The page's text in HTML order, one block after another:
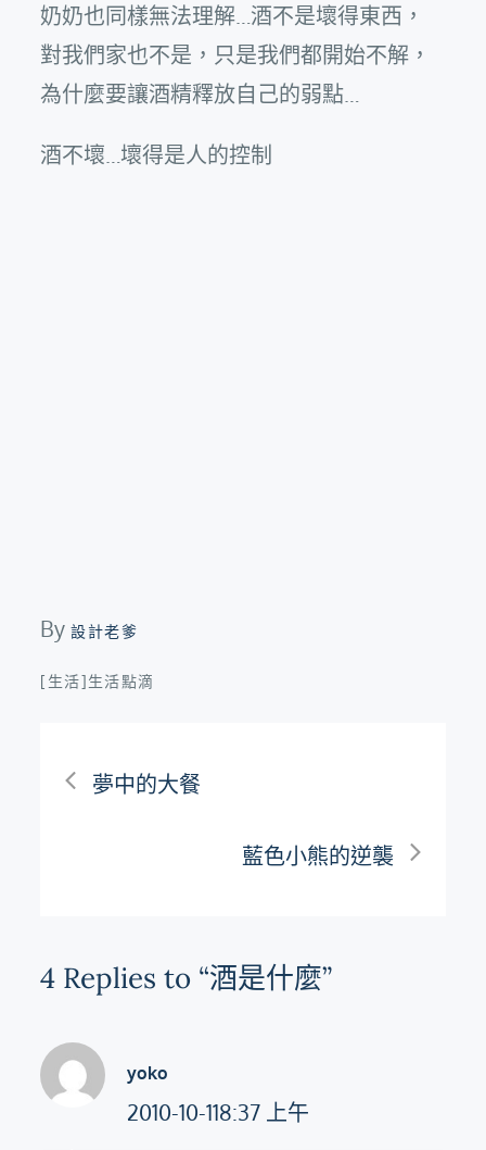
奶奶也同樣無法理解…酒不是壞得東西，
對我們家也不是，只是我們都開始不解，
為什麼要讓酒精釋放自己的弱點…
酒不壞…壞得是人的控制
By設計老爹
[生活]生活點滴
文
覽
夢中的大餐
藍色小熊的逆襲
4 Replies to “酒是什麼”
yoko
2010-10-118:37 上午